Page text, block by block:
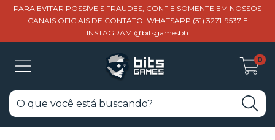
PARA EVITAR POSSÍVEIS FRAUDES, CONFIE SOMENTE EM NOSSOS
CANAIS OFICIAIS DE CONTATO: WHATSAPP (31) 3271-9537 E
INSTAGRAM @bitsgamesbh
0